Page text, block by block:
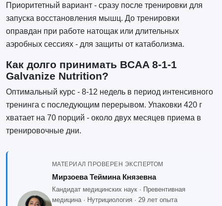
Приоритетный вариант - сразу после тренировки для
запуска восстановления мышц. До тренировки
оправдан при работе натощак или длительных
аэробных сессиях - для защиты от катаболизма.
Как долго принимать BCAA 8-1-1
Galvanize Nutrition?
Оптимальный курс - 8-12 недель в период интенсивного
тренинга с последующим перерывом. Упаковки 420 г
хватает на 70 порций - около двух месяцев приема в
тренировочные дни.
МАТЕРИАЛ ПРОВЕРЕН ЭКСПЕРТОМ
Мирзоева Теймина Князевна
Кандидат медицинских наук · Превентивная
медицина · Нутрициология · 29 лет опыта